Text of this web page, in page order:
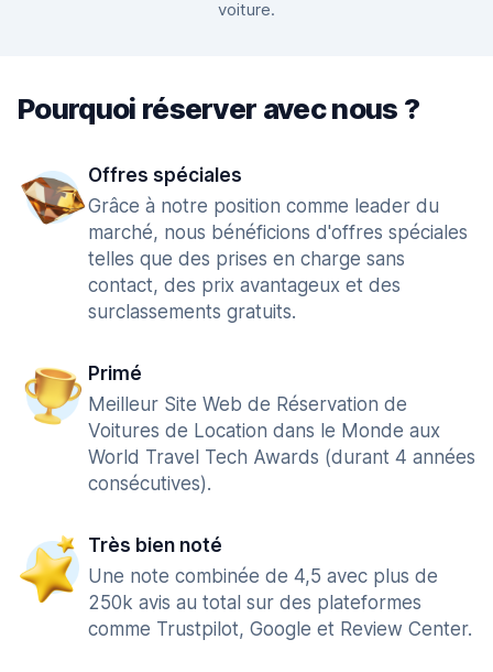
voiture.
Pourquoi réserver avec nous ?
Offres spéciales
Grâce à notre position comme leader du
marché, nous bénéficions d'offres spéciales
telles que des prises en charge sans
contact, des prix avantageux et des
surclassements gratuits.
Primé
Meilleur Site Web de Réservation de
Voitures de Location dans le Monde aux
World Travel Tech Awards (durant 4 années
consécutives).
Très bien noté
Une note combinée de 4,5 avec plus de
250k avis au total sur des plateformes
comme Trustpilot, Google et Review Center.